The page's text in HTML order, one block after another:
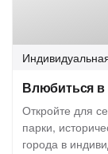
Влюбиться в
Откройте для
парки,
города в